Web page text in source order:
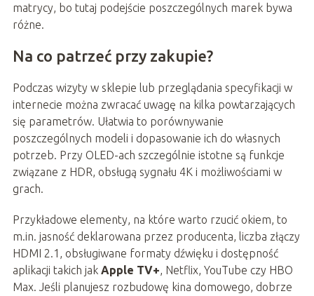
matrycy, bo tutaj podejście poszczególnych marek bywa
różne.
Na co patrzeć przy zakupie?
Podczas wizyty w sklepie lub przeglądania specyfikacji w
internecie można zwracać uwagę na kilka powtarzających
się parametrów. Ułatwia to porównywanie
poszczególnych modeli i dopasowanie ich do własnych
potrzeb. Przy OLED-ach szczególnie istotne są funkcje
związane z HDR, obsługą sygnału 4K i możliwościami w
grach.
Przykładowe elementy, na które warto rzucić okiem, to
m.in. jasność deklarowana przez producenta, liczba złączy
HDMI 2.1, obsługiwane formaty dźwięku i dostępność
aplikacji takich jak Apple TV+, Netflix, YouTube czy HBO
Max. Jeśli planujesz rozbudowę kina domowego, dobrze